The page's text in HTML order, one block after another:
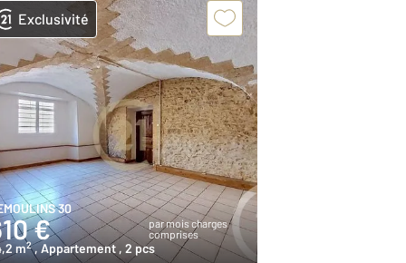
Exclusivité
30
€
par mois charges
comprises
m2 , Appartement , 2 pcs